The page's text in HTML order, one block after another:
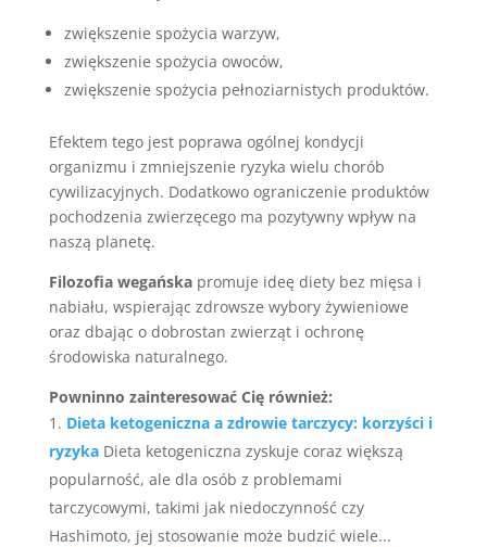
zwiększenie spożycia warzyw,
zwiększenie spożycia owoców,
zwiększenie spożycia pełnoziarnistych produktów.
Efektem tego jest poprawa ogólnej kondycji
organizmu i zmniejszenie ryzyka wielu chorób
cywilizacyjnych. Dodatkowo ograniczenie produktów
pochodzenia zwierzęcego ma pozytywny wpływ na
naszą planetę.
Filozofia wegańskapromuje ideę diety bez mięsa i
nabiału, wspierając zdrowsze wybory żywieniowe
oraz dbając o dobrostan zwierząt i ochronę
środowiska naturalnego.
Powninno zainteresować Cię również:
Dieta ketogeniczna a zdrowie tarczycy: korzyści i
ryzyka Dieta ketogeniczna zyskuje coraz większą
popularność, ale dla osób z problemami
tarczycowymi, takimi jak niedoczynność czy
Hashimoto, jej stosowanie może budzić wiele...